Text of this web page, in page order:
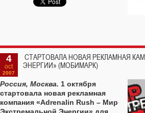
4
oct
2007
СТАРТОВАЛА НОВАЯ РЕКЛАМНАЯ
ЭНЕРГИИ» (МОБИМАРК)
Россия, Москва. 1 октября
стартовала новая рекламная
компания «Adrenalin Rush – Мир